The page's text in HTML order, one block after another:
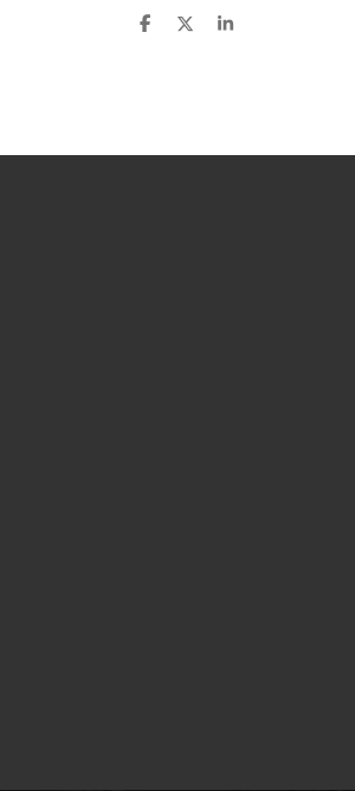
P
r
P
r
P
r